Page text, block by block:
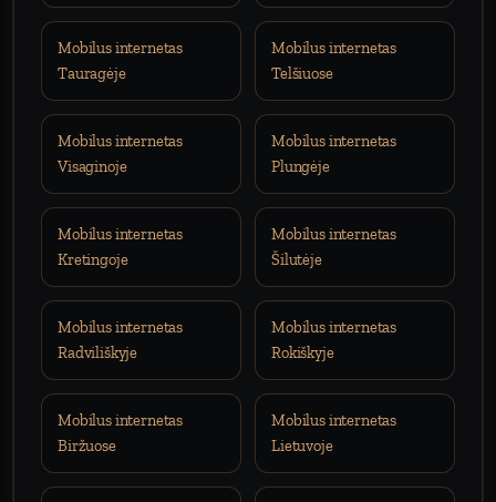
Mobilus internetas
Tauragėje
Mobilus internetas
Telšiuose
Mobilus internetas
Visaginoje
Mobilus internetas
Plungėje
Mobilus internetas
Kretingoje
Mobilus internetas
Šilutėje
Mobilus internetas
Radviliškyje
Mobilus internetas
Rokiškyje
Mobilus internetas
Biržuose
Mobilus internetas
Lietuvoje